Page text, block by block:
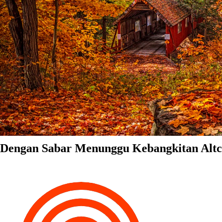
Dengan Sabar Menunggu Kebangkitan